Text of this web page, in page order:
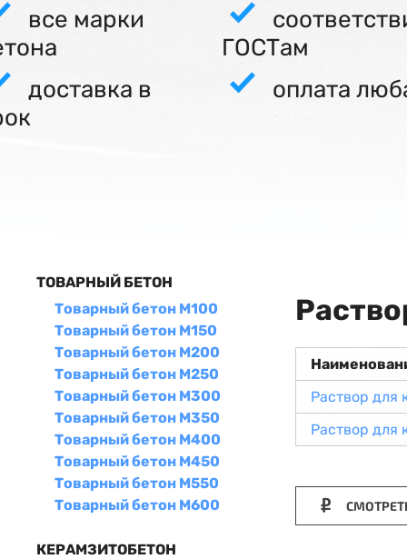
все марки
ГОСТам
доставка в
оплата
ТОВАРНЫЙ БЕТОН
Товарный бетон М100
Товарный бетон М150
Товарный бетон М200
Товарный бетон М250
Товарный бетон М300
Товарный бетон М350
Товарный бетон М400
Товарный бетон М450
Товарный бетон М550
Товарный бетон М600
КЕРАМЗИТОБЕТОН
Раствор для
Раствор для